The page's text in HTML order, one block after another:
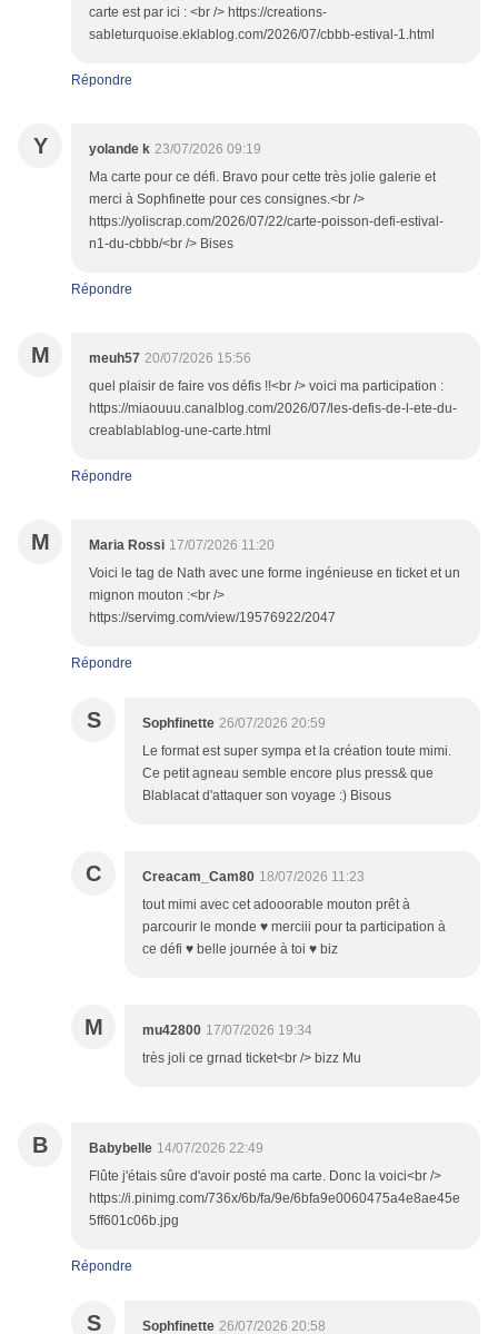
carte est par ici : <br /> https://creations-
sableturquoise.eklablog.com/2026/07/cbbb-estival-1.html
Répondre
Y yolande k 23/07/2026 09:19
Ma carte pour ce défi. Bravo pour cette très jolie galerie et
merci à Sophfinette pour ces consignes.<br />
https://yoliscrap.com/2026/07/22/carte-poisson-defi-estival-
n1-du-cbbb/<br /> Bises
Répondre
M meuh57 20/07/2026 15:56
quel plaisir de faire vos défis !!<br /> voici ma participation :
https://miaouuu.canalblog.com/2026/07/les-defis-de-l-ete-du-
creablablablog-une-carte.html
Répondre
M Maria Rossi 17/07/2026 11:20
Voici le tag de Nath avec une forme ingénieuse en ticket et un
mignon mouton :<br />
https://servimg.com/view/19576922/2047
Répondre
S Sophfinette 26/07/2026 20:59
Le format est super sympa et la création toute mimi.
Ce petit agneau semble encore plus press& que
Blablacat d'attaquer son voyage :) Bisous
C Creacam_Cam80 18/07/2026 11:23
tout mimi avec cet adooorable mouton prêt à
parcourir le monde ♥ merciii pour ta participation à
ce défi ♥ belle journée à toi ♥ biz
M mu42800 17/07/2026 19:34
très joli ce grnad ticket<br /> bizz Mu
B Babybelle 14/07/2026 22:49
Flûte j'étais sûre d'avoir posté ma carte. Donc la voici<br />
https://i.pinimg.com/736x/6b/fa/9e/6bfa9e0060475a4e8ae45e
5ff601c06b.jpg
Répondre
S Sophfinette 26/07/2026 20:58